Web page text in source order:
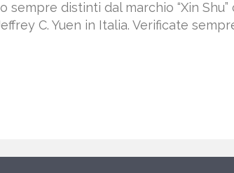
sempre distinti dal marchio “Xin
C. Yuen in Italia. Verificate